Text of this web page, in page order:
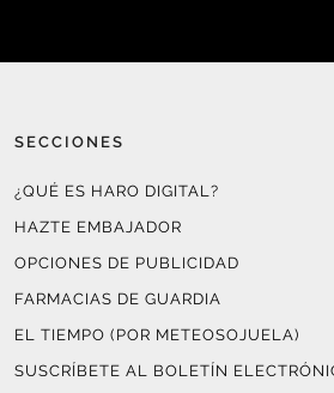
SECCIONES
¿QUÉ ES HARO DIGITAL?
HAZTE EMBAJADOR
OPCIONES DE PUBLICIDAD
FARMACIAS DE GUARDIA
EL TIEMPO (POR METEOSOJUELA)
SUSCRÍBETE AL BOLETÍN